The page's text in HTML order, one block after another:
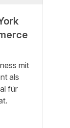
mit
als
für